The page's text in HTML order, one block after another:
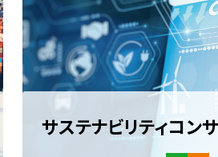
サステナビリティコン